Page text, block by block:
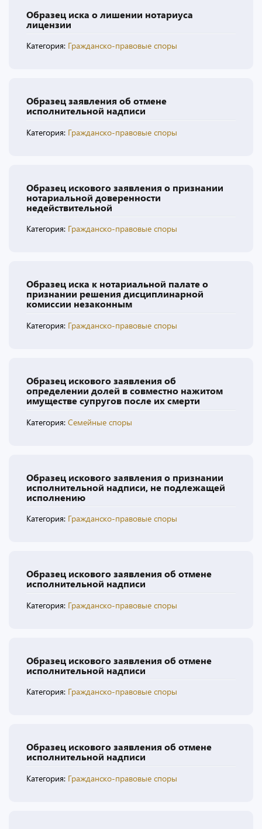
Образец иска о лишении нотариуса
лицензии
Категория: Гражданско-правовые споры
Образец заявления об отмене
исполнительной надписи
Категория: Гражданско-правовые споры
Образец искового заявления о признании
нотариальной доверенности
недействительной
Категория: Гражданско-правовые споры
Образец иска к нотариальной палате о
признании решения дисциплинарной
комиссии незаконным
Категория: Гражданско-правовые споры
Образец искового заявления об
определении долей в совместно нажитом
имуществе супругов после их смерти
Категория: Семейные споры
Образец искового заявления о признании
исполнительной надписи, не подлежащей
исполнению
Категория: Гражданско-правовые споры
Образец искового заявления об отмене
исполнительной надписи
Категория: Гражданско-правовые споры
Образец искового заявления об отмене
исполнительной надписи
Категория: Гражданско-правовые споры
Образец искового заявления об отмене
исполнительной надписи
Категория: Гражданско-правовые споры